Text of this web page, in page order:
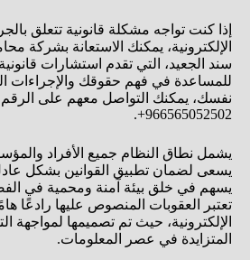
إذا كنت تواجه مشكلة قانونية تتعلق
الإلكترونية، يمكنك الاستعانة بشركة
سند الجعيد، التي تقدم استشارات
للمساعدة في فهم حقوقك والإجراءات
نفسك، يمكنك التواصل معهم على الرقم
966565052502+.
يشمل نطاق النظام جميع الأفراد
يسعى لضمان تطبيق القوانين بشكل
يسهم في خلق بيئة آمنة ومحمية في
تعتبر العقوبات المنصوص عليها رادعًا
الإلكترونية، حيث تم تصميمها لمواجهة
المتزايدة في عصر المعلومات.